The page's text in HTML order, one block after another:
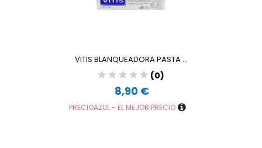
VITIS BLANQUEADORA PASTA ...
(0)
8,90 €
PRECIOAZUL - EL MEJOR PRECIO